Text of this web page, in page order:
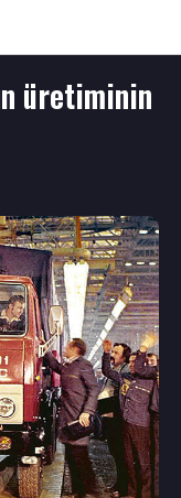
üretiminin